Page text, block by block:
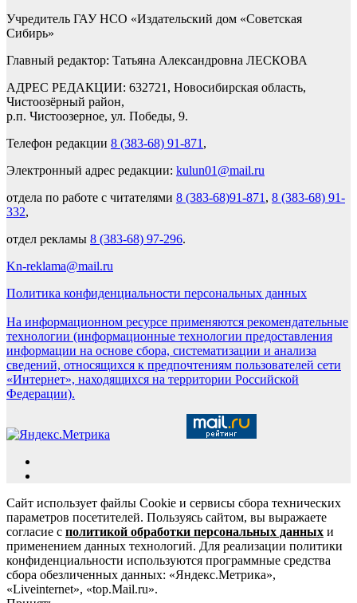
Учредитель ГАУ НСО «Издательский дом «Советская
Сибирь»
Главный редактор: Татьяна Александровна ЛЕСКОВА
АДРЕС РЕДАКЦИИ: 632721, Новосибирская область,
Чистоозёрный район,
р.п. Чистоозерное, ул. Победы, 9.
Телефон редакции 8 (383-68) 91-871 ,
Электронный адрес редакции: kulun01@mail.ru
отдела по работе с читателями 8 (383-68)91-871 , 8 (383-68) 91-
332,
отдел рекламы 8 (383-68) 97-296.
Kn-reklama@mail.ru
Политика конфиденциальности персональных данных
На информационном ресурсе применяются рекомендательные
технологии (информационные технологии предоставления
информации на основе сбора, систематизации и анализа
сведений, относящихся к предпочтениям пользователей сети
«Интернет», находящихся на территории Российской
Федерации).
Сайт использует файлы Cookie и сервисы сбора технических
параметров посетителей. Пользуясь сайтом, вы выражаете
согласие с политикой обработки персональных данных и
применением данных технологий. Для реализации политики
конфиденциальности используются программные средства
сбора обезличенных данных: «Яндекс.Метрика»,
«Liveinternet», «top.Mail.ru».